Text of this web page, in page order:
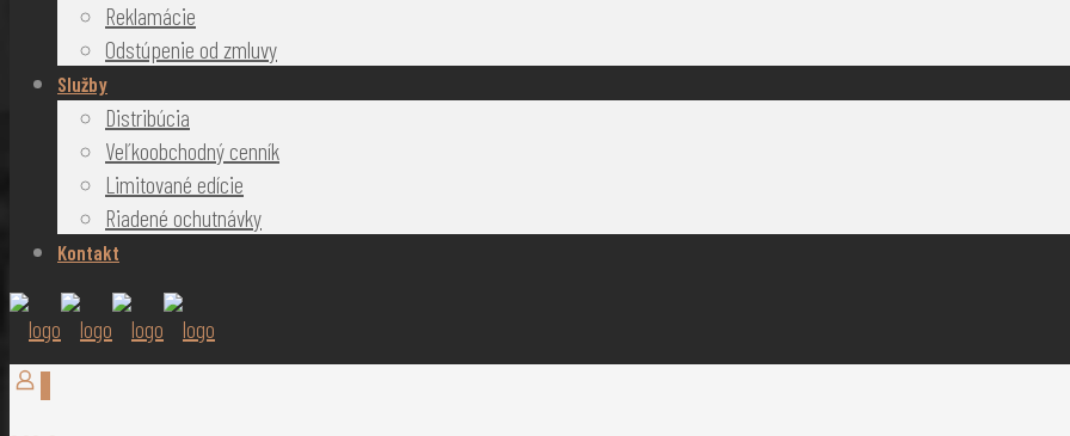
Reklamácie
Odstúpenie od zmluvy
Služby
Distribúcia
Veľkoobchodný cenník
Limitované edície
Riadené ochutnávky
Kontakt